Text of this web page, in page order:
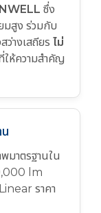
ซึ่ง
มสูง ร่วมกับ
างเสถียร ไม่
ให้ความสำคัญ
มาตรฐานใน
lm
ราคา